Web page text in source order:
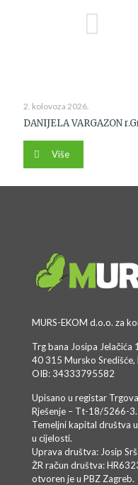
2. kolovoza 2026.
DANIJELA VARGAZON
Više
MURS-EKOM d.o.o. za
Trg bana Josipa Jelačića
40 315 Mursko Središće,
OIB: 34333795582
Upisano u registar
Rješenje – Tt-18/5266-3.
Temeljni kapital društva
u cijelosti.
Uprava društva: Josip
ŽR račun društva:
otvoren je u PBZ Zagreb.